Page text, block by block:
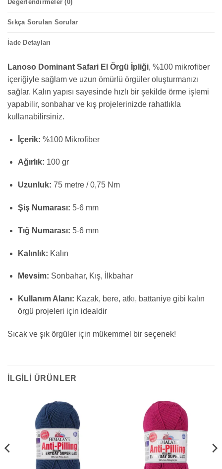
Değerlendirmeler (0)
Sıkça Sorulan Sorular
İade Detayları
Lanoso Dominant Safari El Örgü İpliği, %100 mikrofiber
içeriğiyle sağlam ve uzun ömürlü örgüler oluşturmanızı
sağlar. Kalın yapısı sayesinde hızlı bir şekilde örme işlemi
yapabilir, sonbahar ve kış projelerinizde rahatlıkla
kullanabilirsiniz.
İçerik: %100 Mikrofiber
Ağırlık: 100 gr
Uzunluk: 75 metre / 0,75 Nm
Şiş Numarası: 5-6 mm
Tığ Numarası: 5-6 mm
Kalınlık: Kalın
Mevsim: Sonbahar, Kış, İlkbahar
Kullanım Alanı: Kazak, bere, atkı, battaniye gibi kalın
örgü projeleri için idealdir
Sıcak ve şık örgüler için mükemmel bir seçenek!
İLGILI ÜRÜNLER